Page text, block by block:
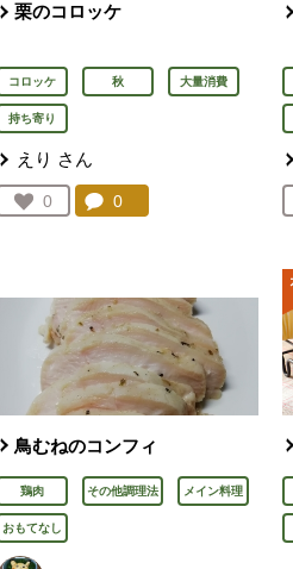
栗のコロッケ
コロッケ 秋 大量消費
持ち寄り
えり さん
お気に入り登録：
0
人が登録
コメント：
0
鳥むねのコンフィ
鶏肉 その他調理法 メイン料理
おもてなし